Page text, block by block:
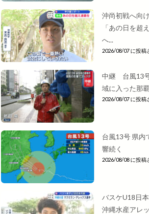
沖尚初戦へ向
「あの日を超
へ...
2026/08/07 に投稿
中継 台風13
域に入った那
2026/08/07 に投稿
台風13号 県内
響続く
2026/08/08 に投稿
バスケU18日
沖縄水産アレ